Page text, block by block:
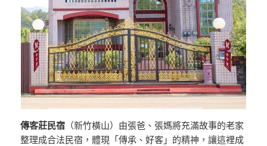
傳客莊民宿 （新竹橫山）由張爸、張媽將充滿故事的老家
整理成合法民宿，體現「傳承、好客」的精神，讓這裡成